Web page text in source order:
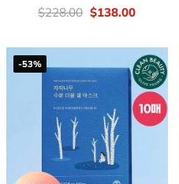
價
錢：
$228.00 Original
price
$228.00.
$138.00Current
-53%